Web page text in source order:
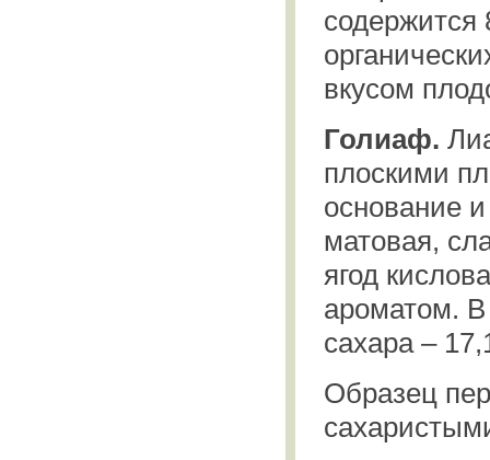
содержится
вкусом
Голиаф.
плоскими
основание
матовая,
ягод
ароматом.
сахара –
Образец